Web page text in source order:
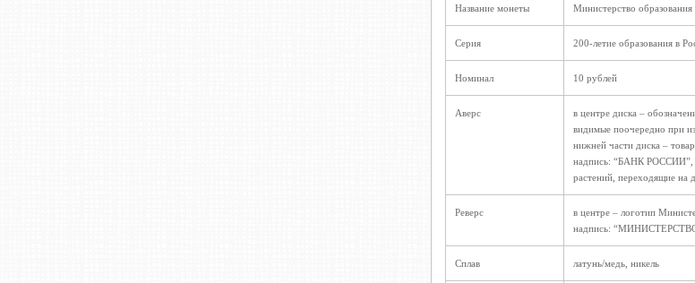
Название монеты Министерство
Серия 200-летие образования в
Номинал 10 рублей
Аверс
в центре диска –
видимые поочередно при
нижней части диска –
надпись: “БАНК РОССИИ”, в
растений, переходящие на
Реверс
в центре – логотип
надпись:
Сплав латунь/медь, никель